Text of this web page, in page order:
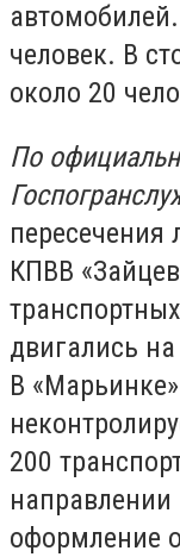
человек. В
около 20
По
пересечения
КПВВ
двигались
В
200
направлении
оформление